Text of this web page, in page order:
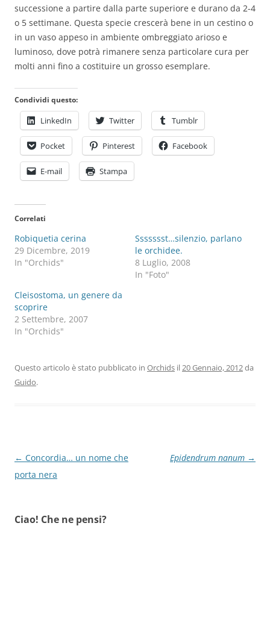
successione a partire dalla parte superiore e durano da 2-4
o 5 settimane. Questa specie crescerà bene in un cestino o
in un vaso appeso in ambiente ombreggiato arioso e
luminoso, dove potrà rimanere senza particolare cura per
molti anni fino a costituire un grosso esemplare.
Condividi questo:
LinkedIn Twitter Tumblr
Pocket Pinterest Facebook
E-mail Stampa
Correlati
Robiquetia cerina
29 Dicembre, 2019
In "Orchids"
Ssssssst…silenzio, parlano
le orchidee.
8 Luglio, 2008
In "Foto"
Cleisostoma, un genere da
scoprire
2 Settembre, 2007
In "Orchids"
Questo articolo è stato pubblicato in Orchids il 20 Gennaio, 2012da
Guido.
Navigazione
articolo
← Concordia… un nome che
porta nera
Epidendrum nanum →
Ciao! Che ne pensi?